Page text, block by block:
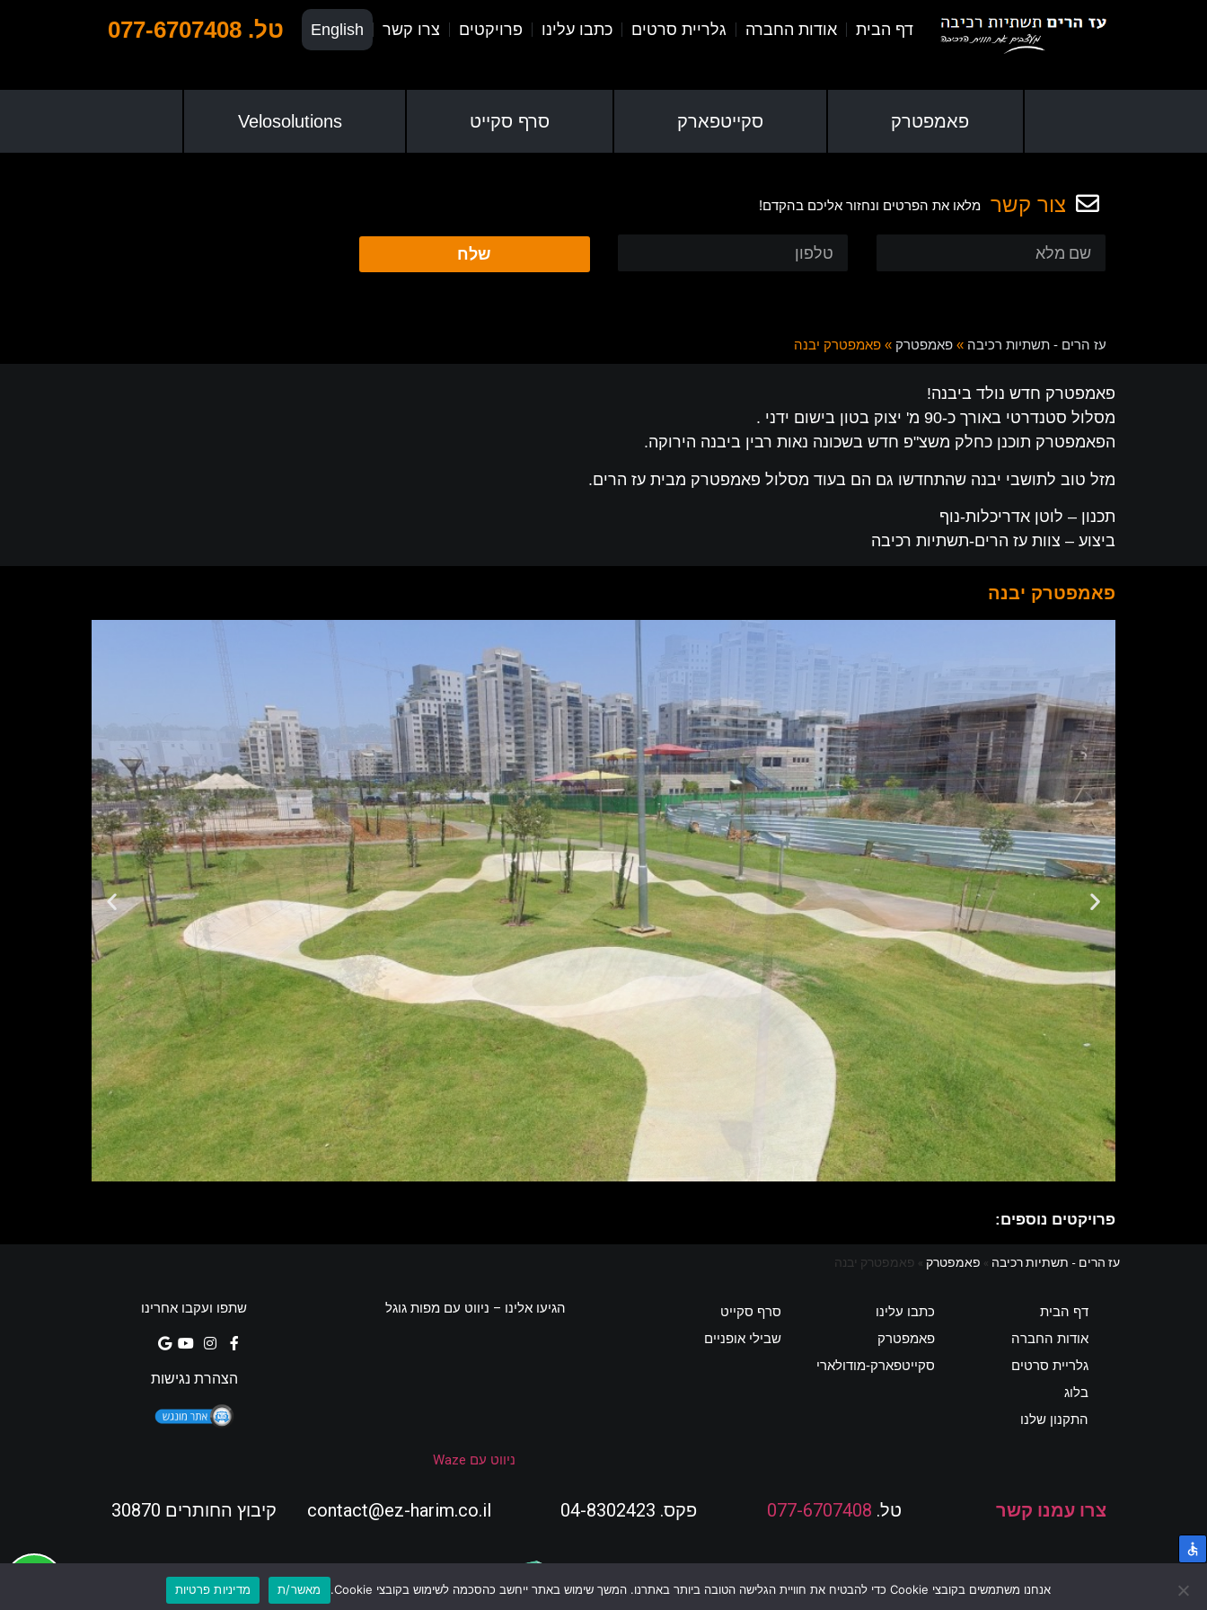
דף הבית אודות החברה גלריית סרטים כתבו עלינו פרויקטים צרו קשר English טל. 077-6707408
פאמפטרק סקייטפארק סרף סקייט Velosolutions
צור קשר מלאו את הפרטים ונחזור אליכם בהקדם!
שלח
עז הרים - תשתיות רכיבה » פאמפטרק » פאמפטרק יבנה
פאמפטרק חדש נולד ביבנה!
מסלול סטנדרטי באורך כ-90 מ' יצוק בטון בישום ידני .
הפאמפטרק תוכנן כחלק משצ"פ חדש בשכונה נאות רבין ביבנה הירוקה.
מזל טוב לתושבי יבנה שהתחדשו גם הם בעוד מסלול פאמפטרק מבית עז הרים.
תכנון – לוטן אדריכלות-נוף
ביצוע – צוות עז הרים-תשתיות רכיבה
פאמפטרק יבנה
פרויקטים נוספים:
עז הרים - תשתיות רכיבה » פאמפטרק » פאמפטרק יבנה
דף הבית
אודות החברה
גלריית סרטים
בלוג
התקנון שלנו
כתבו עלינו
פאמפטרק
סקייטפארק-מודולארי
סרף סקייט
שבילי אופניים
הגיעו אלינו – ניווט עם מפות גוגל
ניווט עם Waze
שתפו ועקבו אחרינו
הצהרת נגישות
צרו עמנו קשר טל. 077-6707408 פקס. 04-8302423 contact@ez-harim.co.il קיבוץ החותרים 30870
אנחנו משתמשים בקובצי Cookie כדי להבטיח את חוויית הגלישה הטובה ביותר באתרנו. המשך שימוש באתר ייחשב כהסכמה לשימוש בקובצי Cookie. מאשר/ת מדיניות פרטיות